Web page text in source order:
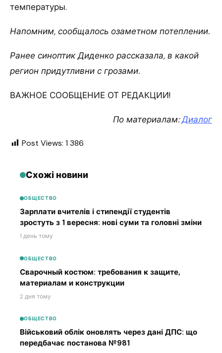
температуры.
Напомним, сообщалось озаметном потеплении.
Ранее синоптик Диденко рассказала, в какой
регион придутливни с грозами.
ВАЖНОЕ СООБЩЕНИЕ ОТ РЕДАКЦИИ!
По материалам:Диалог
Post Views: 1 386
Схожі новини
ОБЩЕСТВО
Зарплати вчителів і стипендії студентів
зростуть з 1 вересня: нові суми та головні зміни
1 день тому
ОБЩЕСТВО
Сварочный костюм: требования к защите,
материалам и конструкции
2 дня тому
ОБЩЕСТВО
Військовий облік оновлять через дані ДПС: що
передбачає постанова №981